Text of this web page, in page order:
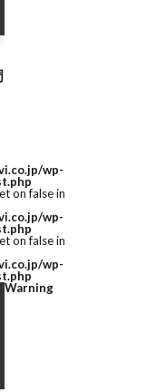
wp-
on false in
wp-
on false in
wp-
Warning